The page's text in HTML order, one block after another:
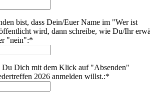
bist, dass Dein/Euer Name im "Wer ist
wird, dann schreibe, wie Du/Ihr
"nein":*
Du Dich mit dem Klick auf "Absenden"
2026 anmelden willst.:*